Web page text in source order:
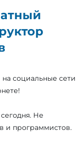
на социальные сети
Не
и программистов.